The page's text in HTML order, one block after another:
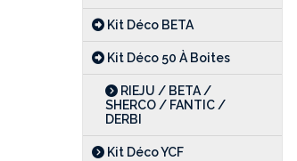
Kit Déco BETA
Kit Déco 50 À Boites
RIEJU / BETA /
SHERCO / FANTIC /
DERBI
Kit Déco YCF